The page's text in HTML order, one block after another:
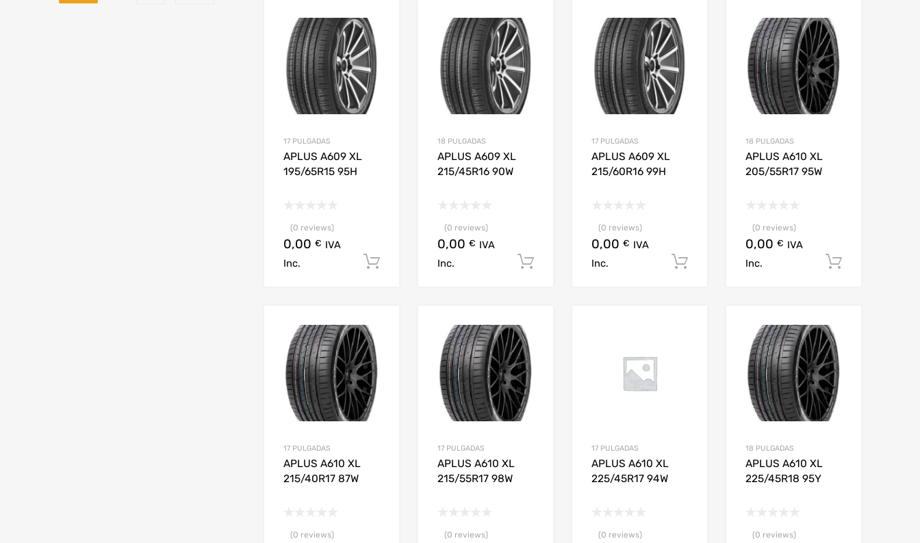
17 PULGADAS
APLUS A609 XL
195/65R15 95H
(0 reviews)
0,00 € IVA
Inc.
Añadir al carrito
18 PULGADAS
APLUS A609 XL
215/45R16 90W
(0 reviews)
0,00 € IVA
Inc.
Añadir al carrito
17 PULGADAS
APLUS A609 XL
215/60R16 99H
(0 reviews)
0,00 € IVA
Inc.
Añadir al carrito
18 PULGADAS
APLUS A610 XL
205/55R17 95W
(0 reviews)
0,00 € IVA
Inc.
17 PULGADAS
APLUS A610 XL
215/40R17 87W
(0 reviews)
17 PULGADAS
APLUS A610 XL
215/55R17 98W
(0 reviews)
17 PULGADAS
APLUS A610 XL
225/45R17 94W
(0 reviews)
18 PULGADAS
APLUS A610 XL
225/45R18 95Y
(0 reviews)